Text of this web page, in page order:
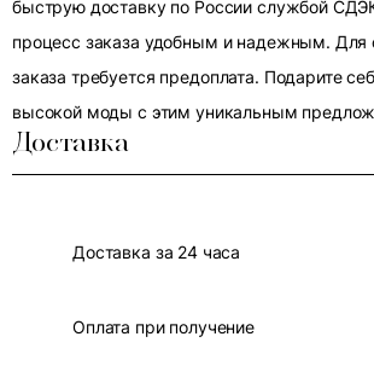
быструю доставку по России службой
процесс заказа удобным и надежным. Для
заказа требуется предоплата. Подарите
высокой моды с этим уникальным
Доставка
Доставка за 24 часа
Оплата при получение